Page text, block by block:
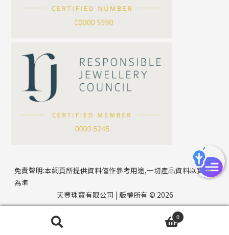
公司名稱
聯絡電話
方假繩鏈系列
免責聲明:本網頁所提供資料僅作參考用途,一切產品資料以實物
為準
天豐珠寶有限公司 | 版權所有 © 2026
0